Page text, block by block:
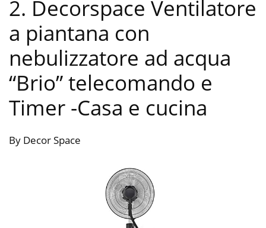
2. Decorspace Ventilatore
a piantana con
nebulizzatore ad acqua
“Brio” telecomando e
Timer -Casa e cucina
By Decor Space